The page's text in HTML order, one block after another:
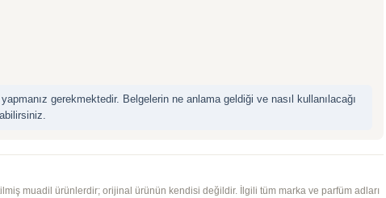
yapmanız gerekmektedir. Belgelerin ne anlama geldiği ve nasıl kullanılacağı
muadil ürünlerdir; orijinal ürünün kendisi değildir. İlgili tüm marka ve parfüm adları